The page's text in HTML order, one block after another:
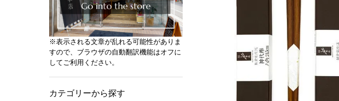
※表示される文章が乱れる可能性がありま
すので、ブラウザの自動翻訳機能はオフに
してご利用ください。
カテゴリーから探す